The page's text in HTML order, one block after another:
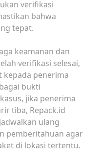
verifikasi
bahwa
tepat.
keamanan dan
verifikasi selesai,
kepada penerima
bukti
jika penerima
tiba, Repack.id
ulang
pemberitahuan agar
di lokasi tertentu.